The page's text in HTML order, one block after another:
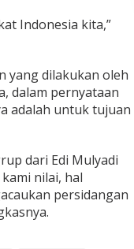
Indonesia kita,”
yang dilakukan oleh
dalam pernyataan
adalah untuk tujuan
dari Edi Mulyadi
nilai, hal
persidangan